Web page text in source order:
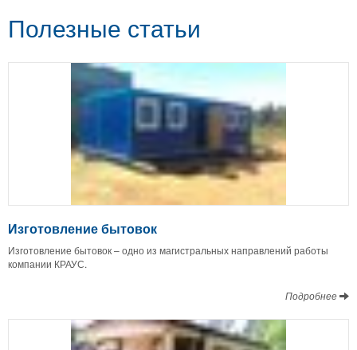
Полезные статьи
Изготовление бытовок
Изготовление бытовок – одно из магистральных направлений работы
компании КРАУС.
Подробнее